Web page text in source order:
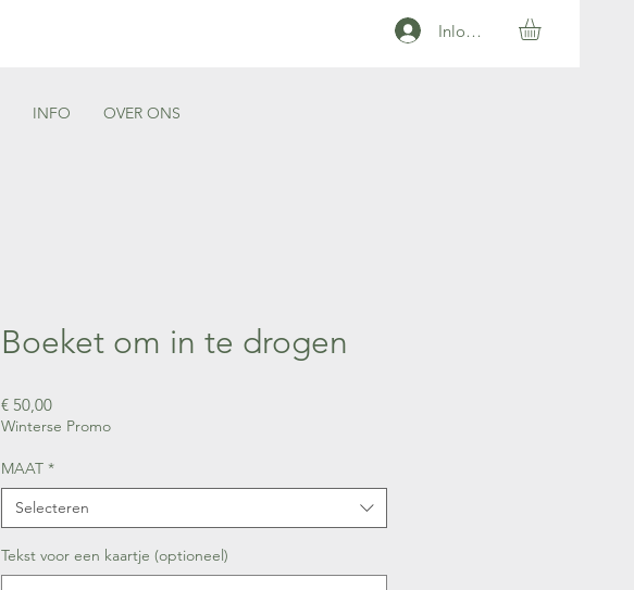
Inloggen
INFO OVER ONS
Boeket om in te drogen
€ 50,00Prijs
Winterse Promo
MAAT *
Selecteren
Tekst voor een kaartje (optioneel)